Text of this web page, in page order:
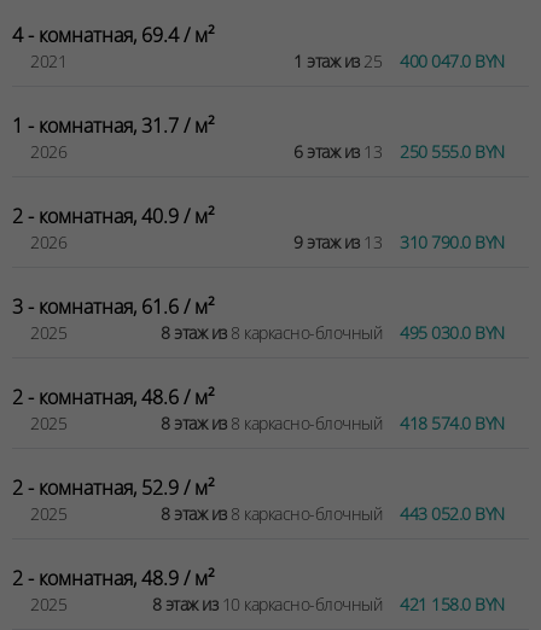
4 - комнатная, 69.4 / м²
2021 1 этаж из25 400 047.0 BYN
1 - комнатная, 31.7 / м²
2026 6 этаж из13 250 555.0 BYN
2 - комнатная, 40.9 / м²
2026 9 этаж из13 310 790.0 BYN
3 - комнатная, 61.6 / м²
2025 8 этаж из8 каркасно-блочный 495 030.0 BYN
2 - комнатная, 48.6 / м²
2025 8 этаж из8 каркасно-блочный 418 574.0 BYN
2 - комнатная, 52.9 / м²
2025 8 этаж из8 каркасно-блочный 443 052.0 BYN
2 - комнатная, 48.9 / м²
2025 8 этаж из10 каркасно-блочный 421 158.0 BYN